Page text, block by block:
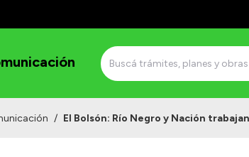
/ El Bolsón: Río Negro y Nación